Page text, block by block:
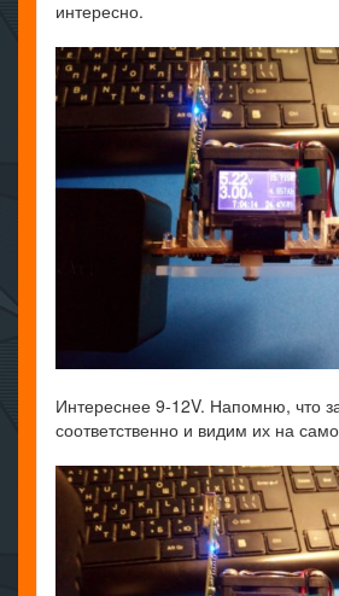
интересно.
Интереснее 9-12V. Напомню, что
соответственно и видим их на